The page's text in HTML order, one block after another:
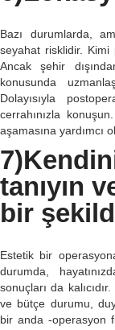
Bazı durumlarda,
seyahat risklidir. Kimi
Ancak şehir
konusunda
Dolayısıyla
cerrahınızla
aşamasına yardımcı
tanıyın
bir
Estetik bir
durumda,
sonuçları da
ve bütçe durumu,
bir anda -operasyon